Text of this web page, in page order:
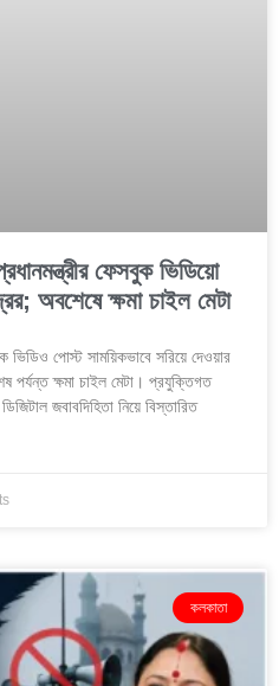
ফেসবুক ভিডিয়ো
অবশেষে ক্ষমা চাইল মেটা
ভিডিও পোস্ট সাময়িকভাবে সরিয়ে দেওয়ার
পর্যন্ত ক্ষমা চাইল মেটা। প্রযুক্তিগত
জবাবদিহিতা নিয়ে বিস্তারিত
কলকাতা